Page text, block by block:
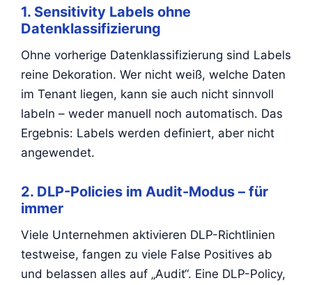
1. Sensitivity Labels ohne
Datenklassifizierung
Ohne vorherige Datenklassifizierung sind Labels
reine Dekoration. Wer nicht weiß, welche Daten
im Tenant liegen, kann sie auch nicht sinnvoll
labeln – weder manuell noch automatisch. Das
Ergebnis: Labels werden definiert, aber nicht
angewendet.
2. DLP-Policies im Audit-Modus – für
immer
Viele Unternehmen aktivieren DLP-Richtlinien
testweise, fangen zu viele False Positives ab
und belassen alles auf „Audit“. Eine DLP-Policy,